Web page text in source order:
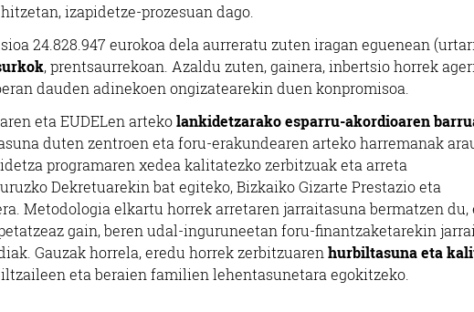
izapidetze-prozesuan dago.
24.828.947 eurokoa dela aurreratu zuten iragan eguenean
, prentsaurrekoan. Azaldu zuten, gainera, inbertsio horrek
dauden adinekoen ongizatearekin duen konpromisoa.
eta EUDELen artekolankidetzarako esparru-akordioaren
duten zentroen eta foru-erakundearen arteko harremanak
programaren xedea kalitatezko zerbitzuak eta arreta
Dekretuarekin bat egiteko, Bizkaiko Gizarte Prestazio eta
Metodologia elkartu horrek arretaren jarraitasuna bermatzen du,
gain, beren udal-inguruneetan foru-finantzaketarekin
Gauzak horrela, eredu horrek zerbitzuaren hurbiltasuna eta
eta beraien familien lehentasunetara egokitzeko.